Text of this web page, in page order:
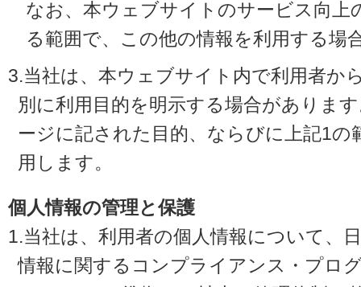
なお、本ウェブサイトのサービス向上
る範囲で、この他の情報を利用する場
3.当社は、本ウェブサイト内で利用者か
別に利用目的を明示する場合がありま
ージに記された目的、ならびに上記1の
用します。
個人情報の管理と保護
1.当社は、利用者の個人情報について、
情報に関するコンプライアンス・プロ